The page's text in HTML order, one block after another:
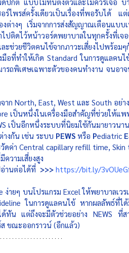
ร์ไพรส์ครั้งเดียวเป็นเรื่องที่พอรับได้ แต่
งต่างๆ เริ่มจากการส่งสัญญาณเตือนแบบ
ติดไว้หน้าวอร์ดพยาบาลในทุกครั้งที่เจ
ช่วยชีวิตคนไข้จากภาวะเสี่ยงไปพร้อม
อที่ทำให้เกิด Standard ในการดูแลคนไ
รถพิเศษเฉพาะตัวของคนทำงาน จนอา
าก North, East, West และ South อย่
เป็นหนึ่งในเครื่องมือสำคัญที่ช่วยให้แพ
เป็นอีกหนึ่งระบบที่นิยมใช้กันมายาวนา
งกัน เช่น ระบบ PEWS หรือ Pediatric E
ดค่า Central capillary refill time, Skin
วามเสี่ยงสูง
านต่อได้ที่ >>> https://bit.ly/
ง่ายๆ บนโปรแกรม Excel ให้พยาบาลเว
ในการดูแลคนไข้ หากผลลัพธ์ที่ไ
ด้ทัน แต่ถึงจะมีตัวช่วยอย่าง NEWS ที่
ขณะออกราวน์ (อีกแล้ว)